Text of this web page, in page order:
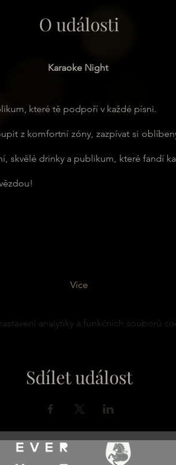
O události
Karaoke Night
které tě podpoří v každé písni.
z komfortní zóny, zazpívat si
skvělé drinky a publikum, které fandí
Více
analytiky a funkčních souborů
Sdílet událost